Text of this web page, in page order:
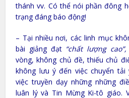
thánh vv. Có thể nói phần đông
trạng đáng báo động!
– Tại nhiều nơi, các linh mục
bài giảng đạt “chất lượng cao”,
vòng, không chủ đề, thiếu chủ
không lưu ý đến việc chuyển
việc truyền dạy những những
luân lý và Tin Mừng Ki-tô giáo.